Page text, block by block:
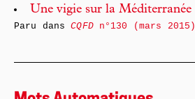
Une vigie sur la Méditerranée
Paru dansCQFDn°130 (mars 2015)